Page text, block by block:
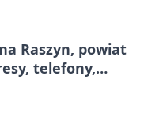
Raszyn, powiat
telefony,